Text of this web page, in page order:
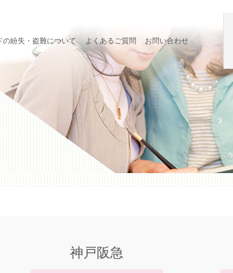
の紛失・盗難について よくあるご質問 お問い合わせ
神戸阪急